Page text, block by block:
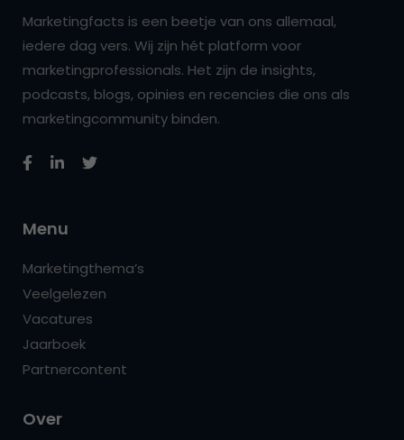
Marketingfacts is een beetje van ons allemaal,
iedere dag vers. Wij zijn hét platform voor
marketingprofessionals. Het zijn de insights,
podcasts, blogs, opinies en recencies die ons als
marketingcommunity binden.
Menu
Marketingthema’s
Veelgelezen
Vacatures
Jaarboek
Partnercontent
Over